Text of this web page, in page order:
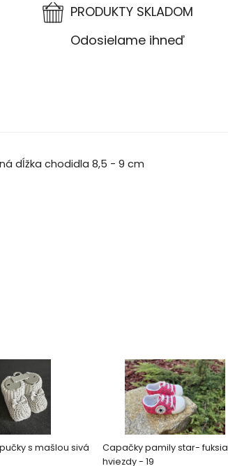
PRODUKTY SKLADOM
Odosielame ihneď
dĺžka chodidla 8,5 - 9 cm
s mašlou sivá
Capačky pamily star- fuksia
hviezdy - 19